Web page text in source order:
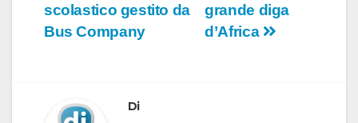
grande diga
d’Africa
scolastico gestito da
Bus Company
Di